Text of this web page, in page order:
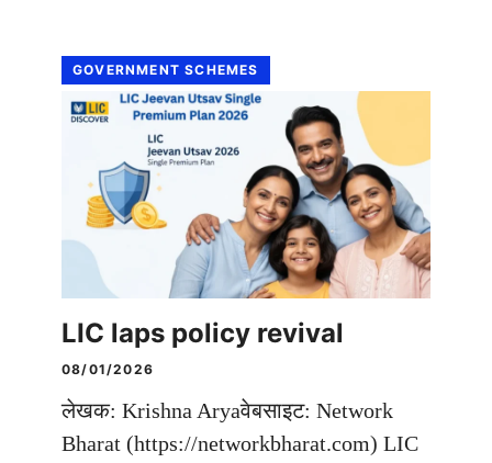
GOVERNMENT SCHEMES
LIC laps policy revival
08/01/2026
लेखक: Krishna Aryaवेबसाइट: Network
Bharat (https://networkbharat.com) LIC